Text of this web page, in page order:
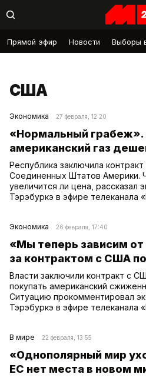
Прямой эфир Новости Выборы
США
Экономика 27 февраля, 12:20
«Нормальный грабеж».
американский газ
Республика заключила
Соединенных Штатов Америки.
увеличится ли цена, рассказал
Тэрэбуркэ в эфире телеканала
Экономика 26 февраля, 17:40
«Мы теперь зависим от
за контрактом с США по
Власти заключили контракт с
покупать американский
Ситуацию прокомментировал
Тэрэбуркэ в эфире телеканала
В мире 22 февраля, 13:55
«Однополярный мир
ЕС нет места в новом